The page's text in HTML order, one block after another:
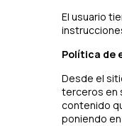
El usuario
Política de
Desde el
terceros en
contenido
poniendo